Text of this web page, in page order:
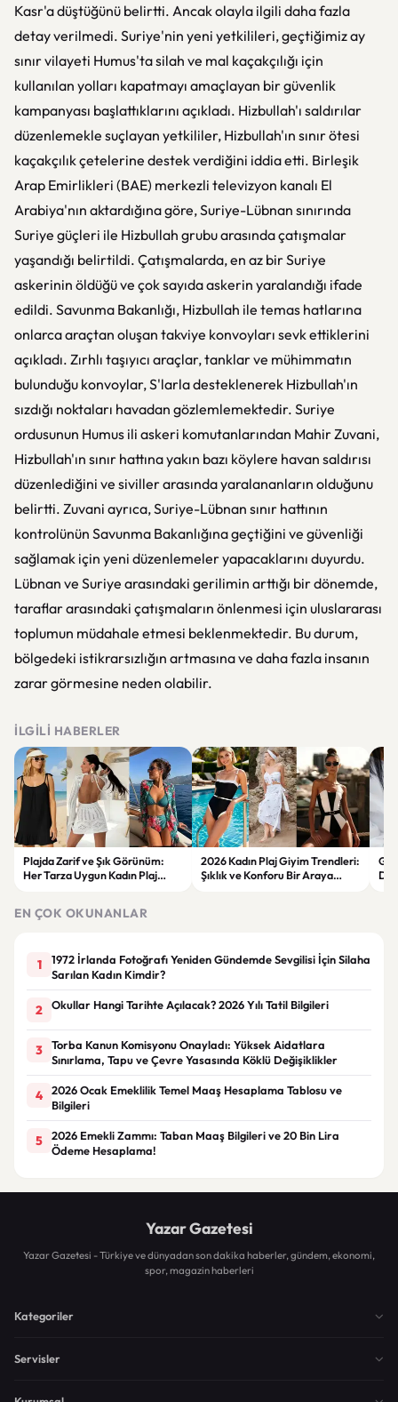
Kasr'a düştüğünü belirtti. Ancak olayla ilgili daha fazla
detay verilmedi. Suriye'nin yeni yetkilileri, geçtiğimiz ay
sınır vilayeti Humus'ta silah ve mal kaçakçılığı için
kullanılan yolları kapatmayı amaçlayan bir güvenlik
kampanyası başlattıklarını açıkladı. Hizbullah'ı saldırılar
düzenlemekle suçlayan yetkililer, Hizbullah'ın sınır ötesi
kaçakçılık çetelerine destek verdiğini iddia etti. Birleşik
Arap Emirlikleri (BAE) merkezli televizyon kanalı El
Arabiya'nın aktardığına göre, Suriye-Lübnan sınırında
Suriye güçleri ile Hizbullah grubu arasında çatışmalar
yaşandığı belirtildi. Çatışmalarda, en az bir Suriye
askerinin öldüğü ve çok sayıda askerin yaralandığı ifade
edildi. Savunma Bakanlığı, Hizbullah ile temas hatlarına
onlarca araçtan oluşan takviye konvoyları sevk ettiklerini
açıkladı. Zırhlı taşıyıcı araçlar, tanklar ve mühimmatın
bulunduğu konvoylar, S'larla desteklenerek Hizbullah'ın
sızdığı noktaları havadan gözlemlemektedir. Suriye
ordusunun Humus ili askeri komutanlarından Mahir Zuvani,
Hizbullah'ın sınır hattına yakın bazı köylere havan saldırısı
düzenlediğini ve siviller arasında yaralananların olduğunu
belirtti. Zuvani ayrıca, Suriye-Lübnan sınır hattının
kontrolünün Savunma Bakanlığına geçtiğini ve güvenliği
sağlamak için yeni düzenlemeler yapacaklarını duyurdu.
Lübnan ve Suriye arasındaki gerilimin arttığı bir dönemde,
taraflar arasındaki çatışmaların önlenmesi için uluslararası
toplumun müdahale etmesi beklenmektedir. Bu durum,
bölgedeki istikrarsızlığın artmasına ve daha fazla insanın
zarar görmesine neden olabilir.
İLGILI HABERLER
Plajda Zarif ve Şık Görünüm:
Her Tarza Uygun Kadın Plaj
2026 Kadın Plaj Giyim Trendleri:
Şıklık ve Konforu Bir Araya
EN ÇOK OKUNANLAR
1
1972 İrlanda Fotoğrafı Yeniden Gündemde Sevgilisi İçin Silaha
Sarılan Kadın Kimdir?
2 Okullar Hangi Tarihte Açılacak? 2026 Yılı Tatil Bilgileri
3
Torba Kanun Komisyonu Onayladı: Yüksek Aidatlara
Sınırlama, Tapu ve Çevre Yasasında Köklü Değişiklikler
4
2026 Ocak Emeklilik Temel Maaş Hesaplama Tablosu ve
Bilgileri
5
2026 Emekli Zammı: Taban Maaş Bilgileri ve 20 Bin Lira
Ödeme Hesaplama!
Yazar Gazetesi
Yazar Gazetesi - Türkiye ve dünyadan son dakika haberler, gündem, ekonomi,
spor, magazin haberleri
Kategoriler
Servisler